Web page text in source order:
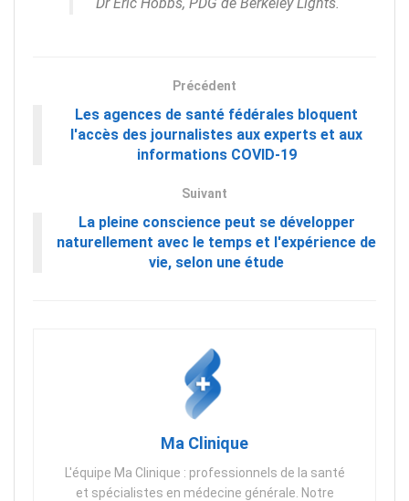
Précédent
Les agences de santé fédérales bloquent
l'accès des journalistes aux experts et aux
informations COVID-19
Suivant
La pleine conscience peut se développer
naturellement avec le temps et l'expérience de
vie, selon une étude
Ma Clinique
L'équipe Ma Clinique : professionnels de la santé
et spécialistes en médecine générale. Notre